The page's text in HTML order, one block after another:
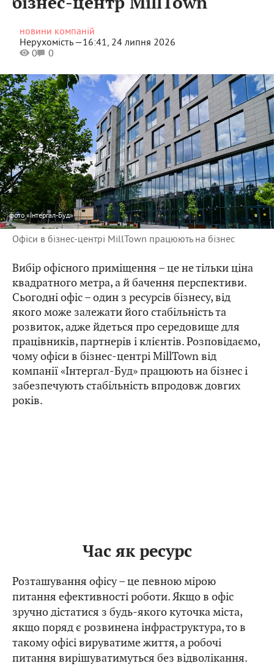
новини компаній
Нерухомість —16:41, 24 липня 2026
0
0
фото«Інтергал-Буд»
Офіси в бізнес-центрі MillTown працюють на бізнес
Вибір офісного приміщення – це не тільки ціна
квадратного метра, а й бачення перспективи.
Сьогодні офіс – один з ресурсів бізнесу, від
якого може залежати його стабільність та
розвиток, адже йдеться про середовище для
працівників, партнерів і клієнтів. Розповідаємо,
чому офіси в бізнес-центрі MillTown від
компанії «Інтергал-Буд» працюють на бізнес і
забезпечують стабільність впродовж довгих
років.
Час як ресурс
Розташування офісу – це певною мірою
питання ефективності роботи. Якщо в офіс
зручно дістатися з будь-якого куточка міста,
якщо поряд є розвинена інфраструктура, то в
такому офісі вируватиме життя, а робочі
питання вирішуватимуться без відволікання.